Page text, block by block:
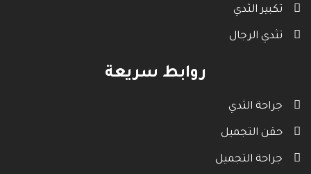
تكبير الثدي
تثدي الرجال
روابط سريعة
جراحة الثدي
حقن التجميل
جراحة التجميل